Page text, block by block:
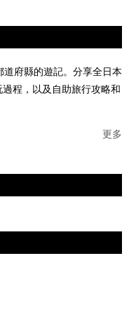
府縣的遊記。分享全日本
程，以及自助旅行攻略和
更多